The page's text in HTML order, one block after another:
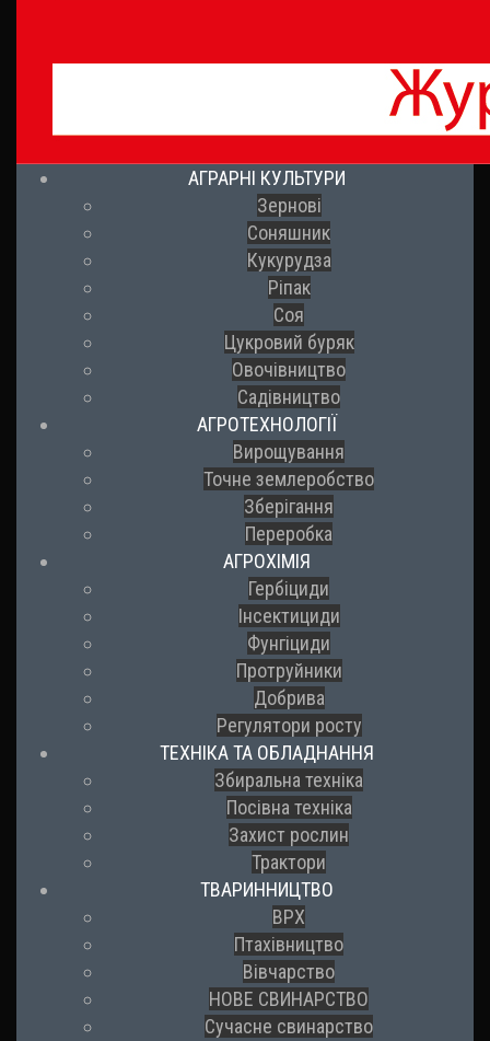
АГРАРНІ КУЛЬТУРИ
Зернові
Соняшник
Кукурудза
Ріпак
Соя
Цукровий буряк
Овочівництво
Садівництво
АГРОТЕХНОЛОГІЇ
Вирощування
Точне землеробство
Зберігання
Переробка
АГРОХІМІЯ
Гербіциди
Інсектициди
Фунгіциди
Протруйники
Добрива
Регулятори росту
ТЕХНІКА ТА ОБЛАДНАННЯ
Збиральна техніка
Посівна техніка
Захист рослин
Трактори
ТВАРИННИЦТВО
ВРХ
Птахівництво
Вівчарство
НОВЕ СВИНАРСТВО
Сучасне свинарство